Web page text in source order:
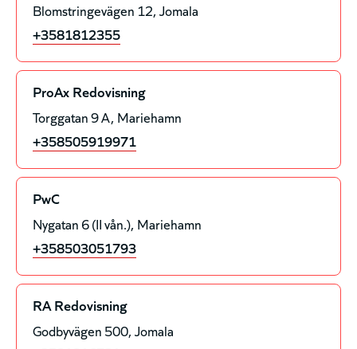
Blomstringevägen 12 Jomala
+3581812355
ProAx Redovisning
Torggatan 9 A Mariehamn
+358505919971
PwC
Nygatan 6 (II vån.) Mariehamn
+358503051793
RA Redovisning
Godbyvägen 500 Jomala